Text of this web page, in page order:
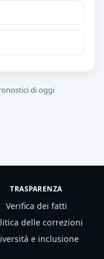
di oggi
TRASPARENZA
Verifica dei fatti
delle correzioni
e inclusione